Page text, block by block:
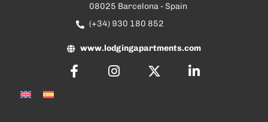
08025 Barcelona - Spain
(+34) 930 180 852
www.lodgingapartments.com